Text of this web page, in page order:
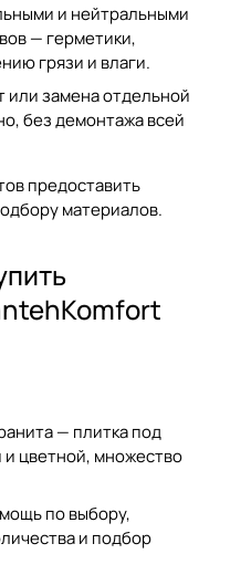
и нейтральными
— герметики,
грязи и влаги.
замена отдельной
без демонтажа всей
предоставить
материалов.
— плитка под
цветной, множество
по выбору,
и подбор